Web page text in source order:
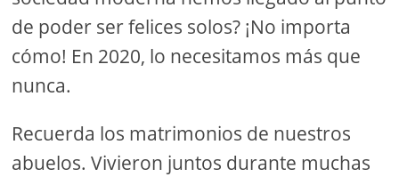
de poder ser felices solos? ¡No importa
cómo! En 2020, lo necesitamos más que
nunca.
Recuerda los matrimonios de nuestros
abuelos. Vivieron juntos durante muchas